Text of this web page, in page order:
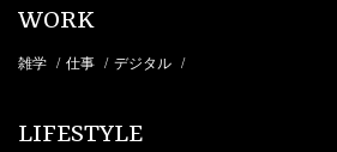
WORK
雑学 / 仕事 / デジタル /
LIFESTYLE